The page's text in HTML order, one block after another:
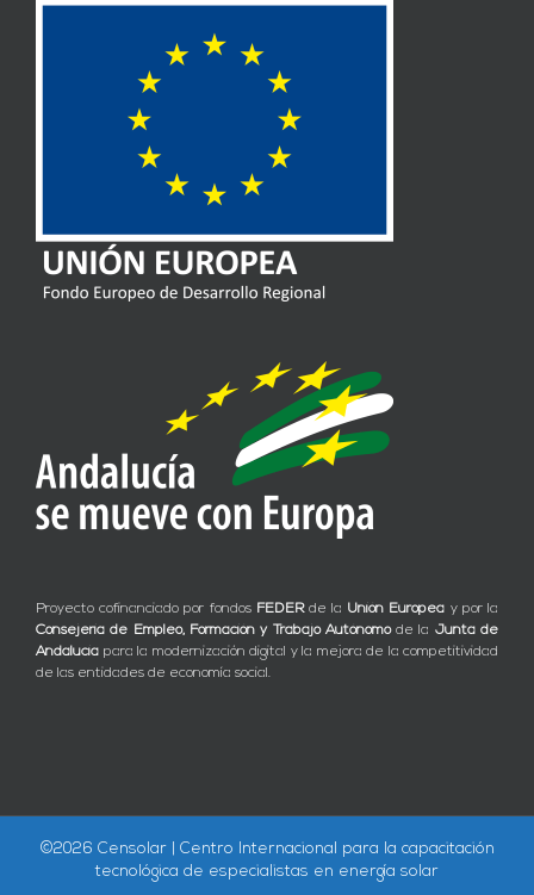
Proyecto cofinanciado por fondos FEDERde la Unión Europea y por la
Consejería de Empleo, Formación y Trabajo Autónomode la Junta de
Andalucía para la modernización digital y la mejora de la competitividad
de las entidades de economía social.
©2026 Censolar | Centro Internacional para la capacitación
tecnológica de especialistas en energía solar